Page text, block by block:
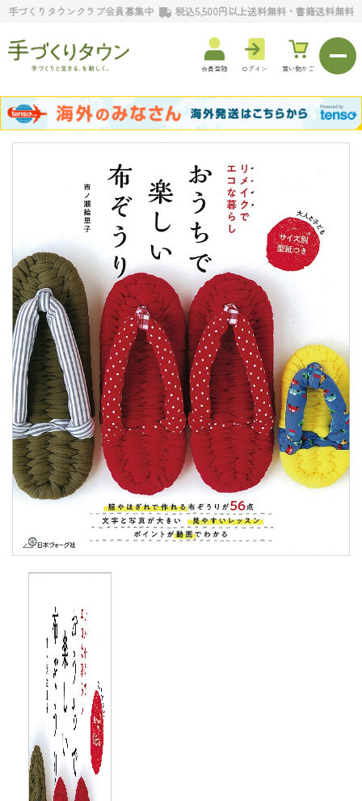
手づくりタウンクラブ会員募集中 税込5,500円以上送料無料・書籍送料無料
会員登録 ログイン 買い物かご